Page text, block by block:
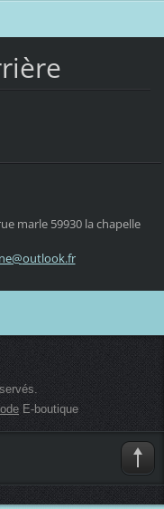
marle59930 la chapelle
outlook.fr
E-boutique